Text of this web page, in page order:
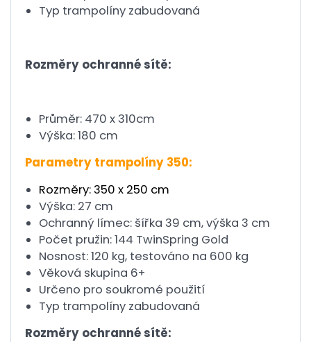
Typ trampolíny zabudovaná
Rozměry ochranné sítě:
Průměr: 470 x 310cm
Výška: 180 cm
Parametry trampolíny 350:
Rozměry: 350 x 250 cm
Výška: 27 cm
Ochranný límec: šířka 39 cm, výška 3 cm
Počet pružin: 144 TwinSpring Gold
Nosnost: 120 kg, testováno na 600 kg
Věková skupina 6+
Určeno pro soukromé použití
Typ trampolíny zabudovaná
Rozměry ochranné sítě: